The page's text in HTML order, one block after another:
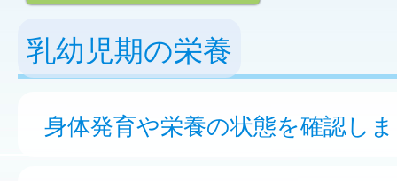
乳幼児期の栄養
身体発育や栄養の状態を確認し